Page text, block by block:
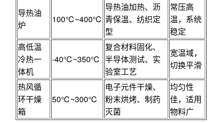
导热油
炉
100℃~400℃
导热油加热、沥
青保温、纺织定
型
常压高
温，系统
稳定
高低温
冷热一
体机
-40℃~350℃
复合材料固化、
半导体测试、实
验室工艺
宽温域，
切换平滑
热风循
环干燥
箱
50℃~300℃
电子元件干燥、
粉末烘烤、制药
灭菌
均匀性
佳，适用
物料广